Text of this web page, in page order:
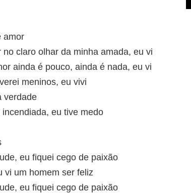
amor
no claro olhar da minha amada, eu vi
ainda é pouco, ainda é nada, eu vi
meninos, eu vivi
verdade
eu tive medo
eu fiquei cego de paixão
vi um homem ser feliz
eu fiquei cego de paixão